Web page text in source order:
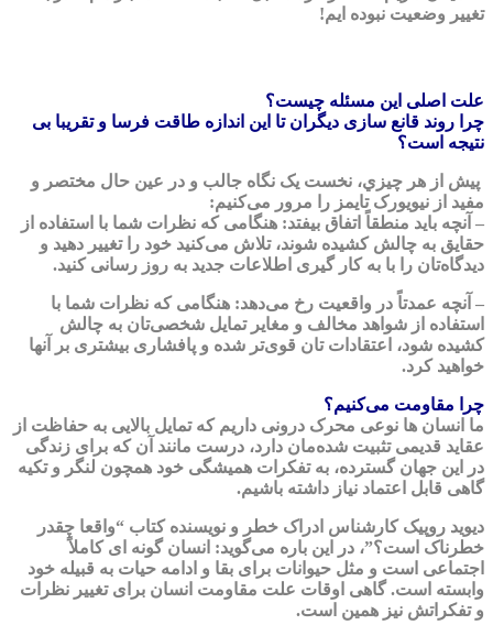
تغيير وضعيت نبوده ايم!
علت اصلی اين مسئله چيست؟
چرا روند قانع سازی ديگران تا اين اندازه طاقت فرسا و تقریبا بی
نتیجه است؟
پيش از هر چيزي، نخست يک نگاه جالب و در عين حال مختصر و
مفيد از نيويورک تايمز را مرور می‌کنیم:
– آنچه باید منطقاً اتفاق بیفتد: هنگامی كه نظرات شما با استفاده از
حقايق به چالش كشيده شوند، تلاش می‌كنيد خود را تغيير دهيد و
ديدگاه‌تان را با به كار گيری اطلاعات جديد به روز رسانی كنيد.
– آنچه عمدتاً در واقعيت رخ می‌دهد: هنگامی كه نظرات شما با
استفاده از شواهد مخالف و مغاير تمايل شخصی‌تان به چالش
كشيده شود، اعتقادات تان قوی‌تر شده و پافشاری بيشتری بر آنها
خواهيد كرد.
چرا مقاومت می‌كنيم؟
ما انسان ها نوعی محرک درونی داریم كه تمايل بالايی به حفاظت از
عقايد قديمی تثبيت شده‌مان دارد، درست مانند آن كه برای زندگی
در اين جهان گسترده، به تفكرات هميشگی خود همچون لنگر و تكيه
گاهی قابل اعتماد نياز داشته باشيم.
ديويد روپيک كارشناس ادراک خطر و نويسنده كتاب “واقعا چقدر
خطرناک است؟”، در اين باره می‌گويد: انسان گونه ای كاملاً
اجتماعی است و مثل حيوانات برای بقا و ادامه حيات به قبيله خود
وابسته است. گاهی اوقات علت مقاومت انسان برای تغيير نظرات
و تفكراتش نيز همين است.